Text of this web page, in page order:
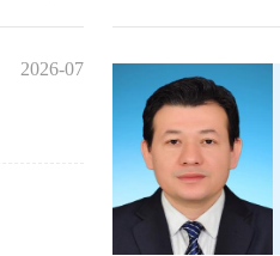
2026-07